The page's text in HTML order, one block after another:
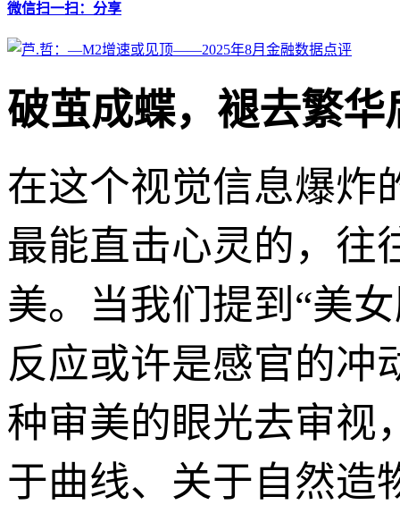
微信扫一扫：分享
破茧成蝶，褪去繁华
在这个视觉信息爆炸
最能直击心灵的，往
美。当我们提到“美
反应或许是感官的冲
种审美的眼光去审视
于曲线、关于自然造